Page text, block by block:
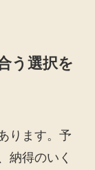
う選択を
ります。予
納得のいく